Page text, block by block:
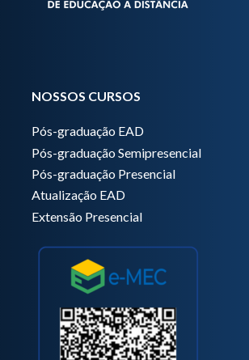
NOSSOS CURSOS
Pós-graduação EAD
Pós-graduação Semipresencial
Pós-graduação Presencial
Atualização EAD
Extensão Presencial